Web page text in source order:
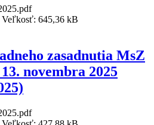
Veľkosť: 645,36 kB
zasadnutia MsZ
novembra 2025